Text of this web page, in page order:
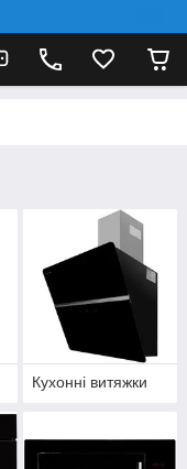
Кухонні витяжки